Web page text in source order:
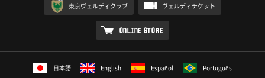
東京ヴェルディクラブ ヴェルディチケット
ONLINE STORE
日本語 English Español
Português